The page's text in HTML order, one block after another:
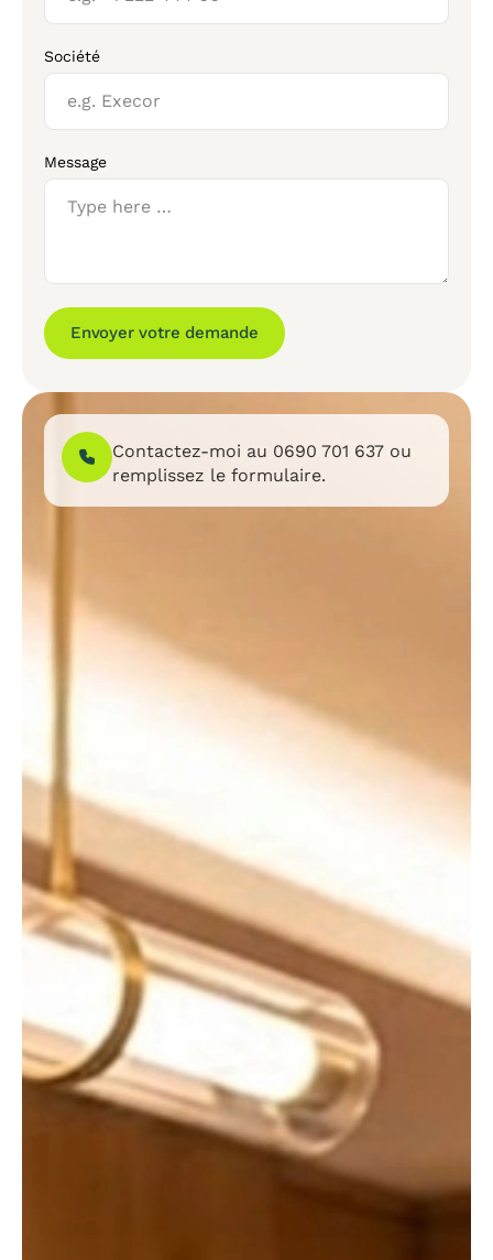
Société
Message
Envoyer votre demande
Contactez-moi au 0690 701 637 ou
remplissez le formulaire.